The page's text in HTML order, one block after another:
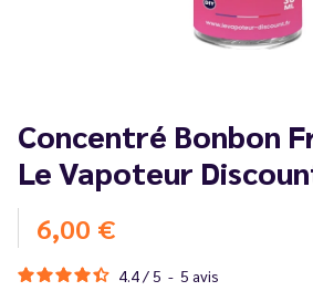
Concentré Bonbon
Le Vapoteur
6,00 €
4.4/ 5 - 5 avis